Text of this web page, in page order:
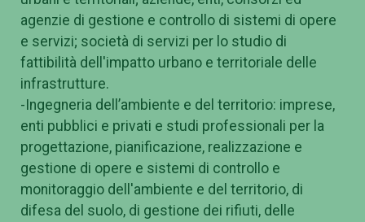
agenzie di gestione e controllo di sistemi di opere
e servizi; società di servizi per lo studio di
fattibilità dell'impatto urbano e territoriale delle
infrastrutture.
-Ingegneria dell’ambiente e del territorio: imprese,
enti pubblici e privati e studi professionali per la
progettazione, pianificazione, realizzazione e
gestione di opere e sistemi di controllo e
monitoraggio dell'ambiente e del territorio, di
difesa del suolo, di gestione dei rifiuti, delle